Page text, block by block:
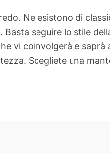
Ne esistono di
seguire lo stile
vi coinvolgerà e saprà
Scegliete una